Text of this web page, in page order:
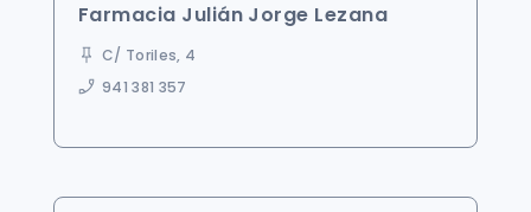
Farmacia Julián Jorge Lezana
C/ Toriles, 4
941 381 357